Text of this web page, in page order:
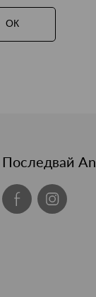
ОК
Последвай